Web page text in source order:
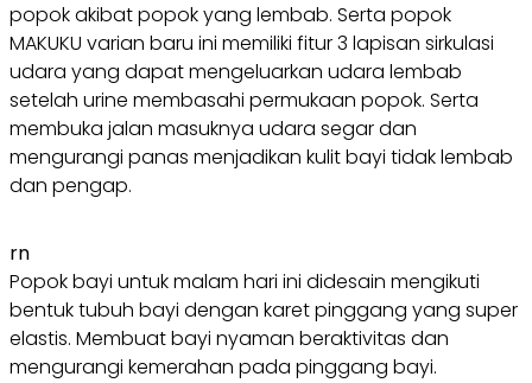
popok akibat popok yang lembab. Serta popok
MAKUKU varian baru ini memiliki fitur 3 lapisan sirkulasi
udara yang dapat mengeluarkan udara lembab
setelah urine membasahi permukaan popok. Serta
membuka jalan masuknya udara segar dan
mengurangi panas menjadikan kulit bayi tidak lembab
dan pengap.
rn
Popok bayi untuk malam hari ini didesain mengikuti
bentuk tubuh bayi dengan karet pinggang yang super
elastis. Membuat bayi nyaman beraktivitas dan
mengurangi kemerahan pada pinggang bayi.